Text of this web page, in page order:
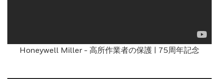
Honeywell Miller - 高所作業者の保護 | 75周年記念